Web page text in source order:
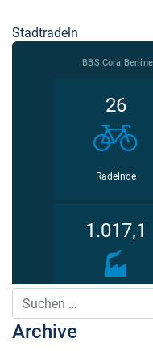
Stadtradeln
Suche nach:
Archive